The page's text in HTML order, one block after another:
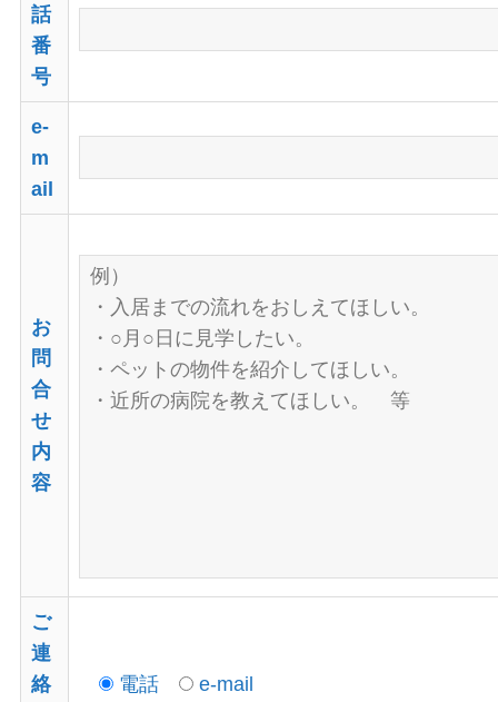
話
番
号
e-
m
ail
お
問
合
せ
内
容
ご
連
絡
電話 e-mail